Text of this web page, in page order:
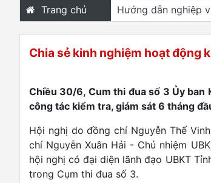
Trang chủ Hướng dẫn nghiệp
Chia sẻ kinh nghiệm hoạt động
Chiều 30/6, Cum thi đua số 3 Ủy
công tác kiểm tra, giám sát 6 tháng
Hội nghị do đồng chí Nguyễn Thế
chí Nguyễn Xuân Hải - Chủ nhiệm
hội nghị có đại diện lãnh đạo UBKT
trong Cụm thi đua số 3.